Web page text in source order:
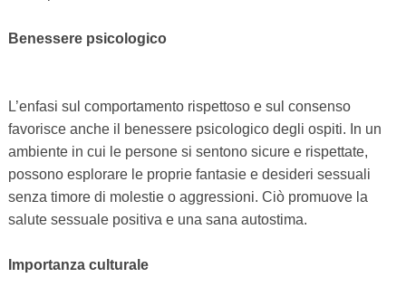
Benessere psicologico
L’enfasi sul comportamento rispettoso e sul consenso
favorisce anche il benessere psicologico degli ospiti. In un
ambiente in cui le persone si sentono sicure e rispettate,
possono esplorare le proprie fantasie e desideri sessuali
senza timore di molestie o aggressioni. Ciò promuove la
salute sessuale positiva e una sana autostima.
Importanza culturale